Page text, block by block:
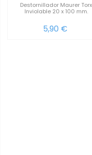
Destornillador Maurer Torx
Inviolable 20 x 100 mm.
5,90 €